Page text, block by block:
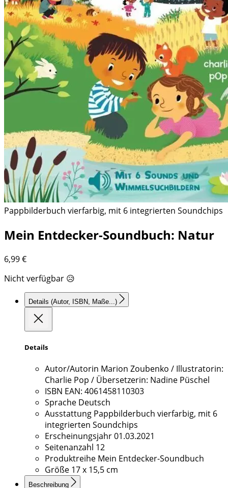
Pappbilderbuch vierfarbig, mit 6 integrierten Soundchips
Mein Entdecker-Soundbuch: Natur
6,99€
Nicht verfügbar 😥
Details (Autor, ISBN, Maße...)
Details
Autor/Autorin Marion Zoubenko / Illustratorin:
Charlie Pop / Übersetzerin: Nadine Püschel
ISBN EAN: 4061458110303
Sprache Deutsch
Ausstattung Pappbilderbuch vierfarbig, mit 6
integrierten Soundchips
Erscheinungsjahr01.03.2021
Seitenanzahl 12
Produktreihe Mein Entdecker-Soundbuch
Größe 17 x 15,5 cm
Beschreibung